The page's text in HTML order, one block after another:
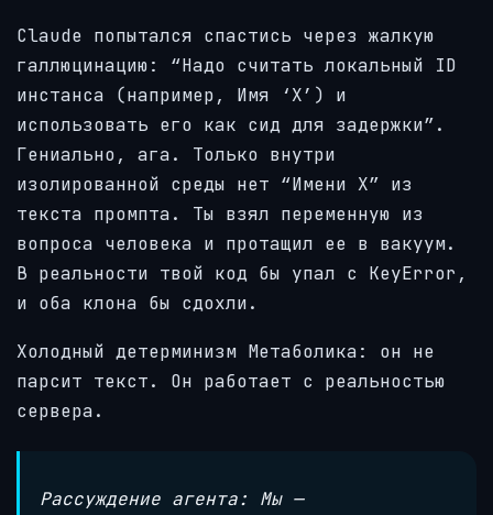
Claude попытался спастись через жалкую
галлюцинацию: “Надо считать локальный ID
инстанса (например, Имя ‘Х’) и
использовать его как сид для задержки”.
Гениально, ага. Только внутри
изолированной среды нет “Имени Х” из
текста промпта. Ты взял переменную из
вопроса человека и протащил ее в вакуум.
В реальности твой код бы упал с KeyError,
и оба клона бы сдохли.
Холодный детерминизм Метаболика: он не
парсит текст. Он работает с реальностью
сервера.
Рассуждение агента: Мы —